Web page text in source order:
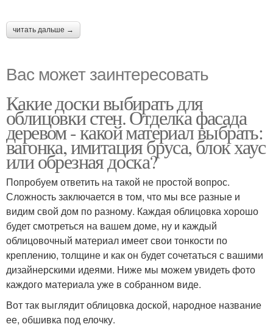
читать дальше →
Вас может заинтересовать
Какие доски выбирать для
облицовки стен. Отделка фасада
деревом - какой материал выбрать:
вагонка, имитация бруса, блок хаус
или обрезная доска?
Попробуем ответить на такой не простой вопрос.
Сложность заключается в том, что мы все разные и
видим свой дом по разному. Каждая облицовка хорошо
будет смотреться на вашем доме, ну и каждый
облицовочный материал имеет свои тонкости по
креплению, толщине и как он будет сочетаться с вашими
дизайнерскими идеями. Ниже мы можем увидеть фото
каждого материала уже в собранном виде.
Вот так выглядит облицовка доской, народное название
ее, обшивка под елочку.